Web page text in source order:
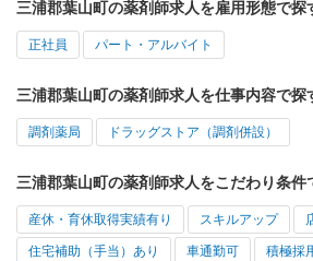
三浦郡葉山町の薬剤師求人を雇用形態で探
正社員 パート・アルバイト
三浦郡葉山町の薬剤師求人を仕事内容で探
調剤薬局 ドラッグストア（調剤併設）
三浦郡葉山町の薬剤師求人をこだわり条件
産休・育休取得実績有り スキルアップ
住宅補助（手当）あり 車通勤可 積極採